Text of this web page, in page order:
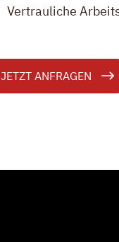
Vertrauliche
JETZT ANFRAGEN